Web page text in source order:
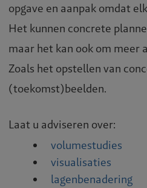
opgave en aanpak omdat
Het kunnen concrete
maar het kan ook om meer
Zoals het opstellen van
(toekomst)beelden.
Laat u adviseren over:
volumestudies
visualisaties
lagenbenadering